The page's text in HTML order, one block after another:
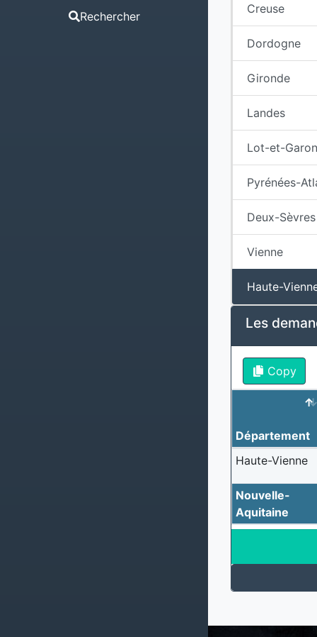
Rechercher
Creuse
Dordogne
Gironde
Landes
Lot-et-
Pyrénées-
Deux-Sèvres
Vienne
Haute-
Les
Copy
Département
Haute-Vienne
Nouvelle-
Aquitaine